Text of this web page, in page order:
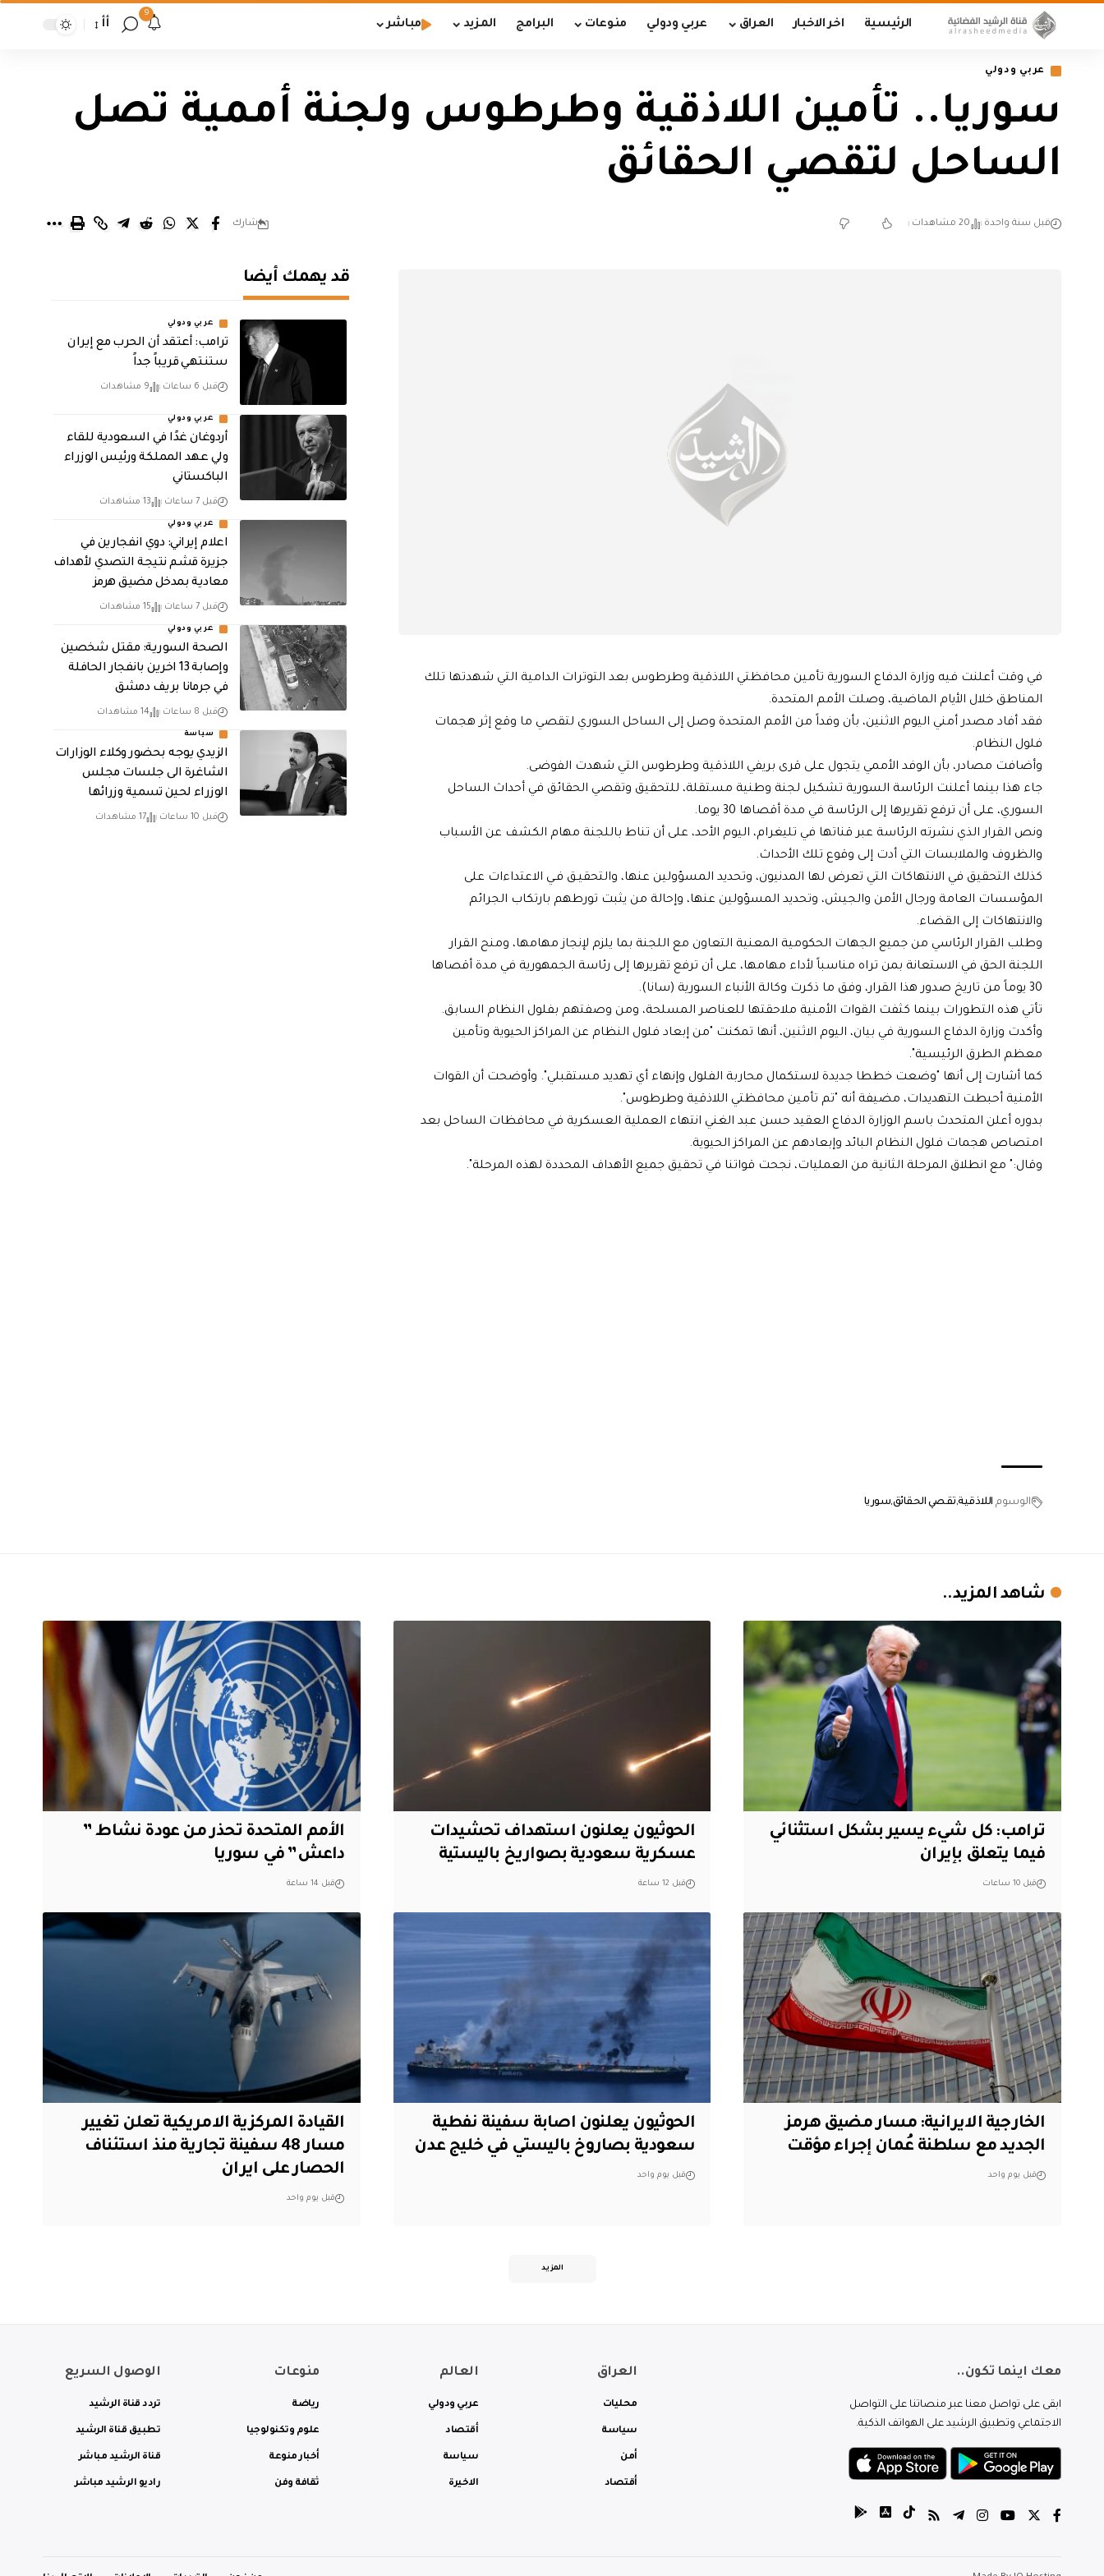
الرئيسية اخر الاخبار العراق عربي ودولي منوعات البرامج المزيد مباشر
9
أأ
عربي ودولي
سوريا.. تأمين اللاذقية وطرطوس ولجنة أممية تصل
الساحل لتقصي الحقائق
قبل سنة واحدة 20 مشاهدات شارك
في وقت أعلنت فيه وزارة الدفاع السورية تأمين محافظتي اللاذقية وطرطوس بعد التوترات الدامية التي شهدتها تلك
المناطق خلال الأيام الماضية، وصلت الأمم المتحدة.
فقد أفاد مصدر أمني اليوم الاثنين، بأن وفداً من الأمم المتحدة وصل إلى الساحل السوري لتقصي ما وقع إثر هجمات
فلول النظام.
وأضافت مصادر، بأن الوفد الأممي يتجول على قرى بريفي اللاذقية وطرطوس التي شهدت الفوضى.
جاء هذا بينما أعلنت الرئاسة السورية تشكيل لجنة وطنية مستقلة، للتحقيق وتقصي الحقائق في أحداث الساحل
السوري، على أن ترفع تقريرها إلى الرئاسة في مدة أقصاها 30 يوما.
ونص القرار الذي نشرته الرئاسة عبر قناتها في تليغرام، اليوم الأحد، على أن تناط باللجنة مهام الكشف عن الأسباب
والظروف والملابسات التي أدت إلى وقوع تلك الأحداث.
كذلك التحقيق في الانتهاكات التي تعرض لها المدنيون، وتحديد المسؤولين عنها، والتحقيـق فـي الاعتداءات على
المؤسسات العامة ورجال الأمن والجيش، وتحديد المسؤولين عنها، وإحالة من يثبت تورطهم بارتكاب الجرائم
والانتهاكات إلى القضاء.
وطلب القرار الرئاسي من جميع الجهات الحكومية المعنية التعاون مع اللجنة بما يلزم لإنجاز مهامها، ومنح القرار
اللجنة الحق في الاستعانة بمن تراه مناسباً لأداء مهامها، على أن ترفع تقريرها إلى رئاسة الجمهورية في مدة أقصاها
30 يوماً من تاريخ صدور هذا القرار، وفق ما ذكرت وكالة الأنباء السورية (سانا).
تأتي هذه التطورات بينما كثفت القوات الأمنية ملاحقتها للعناصر المسلحة، ومن وصفتهم بفلول النظام السابق.
وأكدت وزارة الدفاع السورية في بيان، اليوم الاثنين، أنها تمكنت "من إبعاد فلول النظام عن المراكز الحيوية وتأمين
معظم الطرق الرئيسية".
كما أشارت إلى أنها "وضعت خططا جديدة لاستكمال محاربة الفلول وإنهاء أي تهديد مستقبلي". وأوضحت أن القوات
الأمنية أحبطت التهديدات، مضيفة أنه "تم تأمين محافظتي اللاذقية وطرطوس".
بدوره أعلن المتحدث باسم الوزارة الدفاع العقيد حسن عبد الغني انتهاء العملية العسكرية في محافظات الساحل بعد
امتصاص هجمات فلول النظام البائد وإبعادهم عن المراكز الحيوية.
وقال:" مع انطلاق المرحلة الثانية من العمليات، نجحت قواتنا في تحقيق جميع الأهداف المحددة لهذه المرحلة".
الوسوم اللاذقية تقصي الحقائق سوريا
قد يهمك أيضا
عربي ودولي
‏ترامب: أعتقد أن الحرب مع إيران
ستنتهي قريباً جداً
قبل 6 ساعات 9 مشاهدات
عربي ودولي
أردوغان غدًا في السعودية للقاء
ولي عهد المملكة ورئيس الوزراء
الباكستاني
قبل 7 ساعات 13 مشاهدات
عربي ودولي
اعلام إيراني: دوي انفجارين في
جزيرة قشم نتيجة التصدي لأهداف
معادية بمدخل مضيق هرمز
قبل 7 ساعات 15 مشاهدات
عربي ودولي
الصحة السورية: مقتل شخصين
وإصابة 13 اخرين بانفجار الحافلة
في جرمانا بريف دمشق
قبل 8 ساعات 14 مشاهدات
سياسة
الزيدي يوجه بحضور وكلاء الوزارات
الشاغرة الى جلسات مجلس
الوزراء لحين تسمية وزرائها
قبل 10 ساعات 17 مشاهدات
شاهد المزيد..
ترامب: كل شيء يسير بشكل استثنائي
فيما يتعلق بإيران
قبل 10 ساعات
الحوثيون يعلنون استهداف تحشيدات
عسكرية سعودية بصواريخ باليستية
قبل 12 ساعة
الأمم المتحدة تحذر من عودة نشاط ”
داعش” في سوريا
قبل 14 ساعة
الخارجية الايرانية: مسار مضيق هرمز
الجديد مع سلطنة عُمان إجراء مؤقت
قبل يوم واحد
الحوثيون يعلنون اصابة سفينة نفطية
سعودية بصاروخ باليستي في خليج عدن
قبل يوم واحد
القيادة المركزية الامريكية تعلن تغيير
مسار 48 سفينة تجارية منذ استئناف
الحصار على ايران
قبل يوم واحد
المزيد
معك اينما تكون..
ابقى على تواصل معنا عبر منصاتنا على التواصل
الاجتماعي وتطبيق الرشيد على الهواتف الذكية.
العراق
محليات
سياسة
أمن
أقتصاد
العالم
عربي ودولي
أقتصاد
سياسة
الاخيرة
منوعات
رياضة
علوم وتكنولوجيا
أخبار منوعة
ثقافة وفن
الوصول السريع
تردد قناة الرشيد
تطبيق قناة الرشيد
قناة الرشيد مباشر
راديو الرشيد مباشر